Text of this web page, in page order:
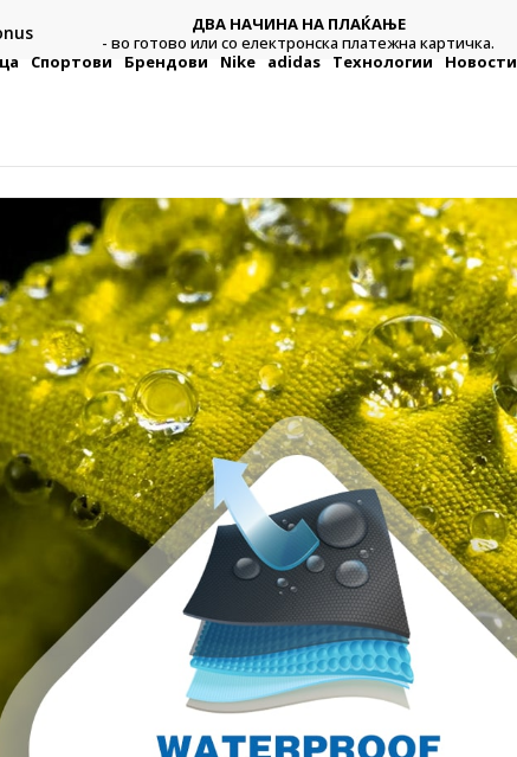
Платете со картичка online и подигнете во продавницата
по ваш избор
Спортови Брендови Nike adidas Технологии Новости